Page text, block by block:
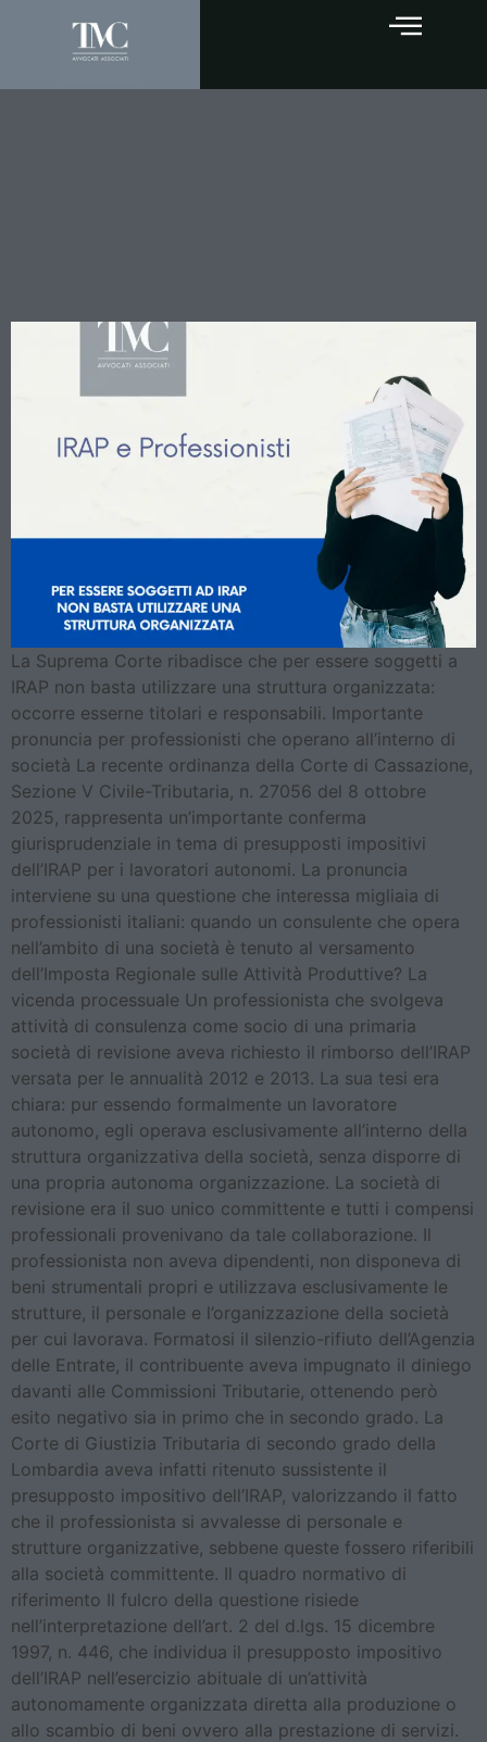
La Suprema Corte ribadisce che per essere soggetti a
IRAP non basta utilizzare una struttura organizzata:
occorre esserne titolari e responsabili. Importante
pronuncia per professionisti che operano all’interno di
società La recente ordinanza della Corte di Cassazione,
Sezione V Civile-Tributaria, n. 27056 del 8 ottobre
2025, rappresenta un’importante conferma
giurisprudenziale in tema di presupposti impositivi
dell’IRAP per i lavoratori autonomi. La pronuncia
interviene su una questione che interessa migliaia di
professionisti italiani: quando un consulente che opera
nell’ambito di una società è tenuto al versamento
dell’Imposta Regionale sulle Attività Produttive? La
vicenda processuale Un professionista che svolgeva
attività di consulenza come socio di una primaria
società di revisione aveva richiesto il rimborso dell’IRAP
versata per le annualità 2012 e 2013. La sua tesi era
chiara: pur essendo formalmente un lavoratore
autonomo, egli operava esclusivamente all’interno della
struttura organizzativa della società, senza disporre di
una propria autonoma organizzazione. La società di
revisione era il suo unico committente e tutti i compensi
professionali provenivano da tale collaborazione. Il
professionista non aveva dipendenti, non disponeva di
beni strumentali propri e utilizzava esclusivamente le
strutture, il personale e l’organizzazione della società
per cui lavorava. Formatosi il silenzio-rifiuto dell’Agenzia
delle Entrate, il contribuente aveva impugnato il diniego
davanti alle Commissioni Tributarie, ottenendo però
esito negativo sia in primo che in secondo grado. La
Corte di Giustizia Tributaria di secondo grado della
Lombardia aveva infatti ritenuto sussistente il
presupposto impositivo dell’IRAP, valorizzando il fatto
che il professionista si avvalesse di personale e
strutture organizzative, sebbene queste fossero riferibili
alla società committente. Il quadro normativo di
riferimento Il fulcro della questione risiede
nell’interpretazione dell’art. 2 del d.lgs. 15 dicembre
1997, n. 446, che individua il presupposto impositivo
dell’IRAP nell’esercizio abituale di un’attività
autonomamente organizzata diretta alla produzione o
allo scambio di beni ovvero alla prestazione di servizi.